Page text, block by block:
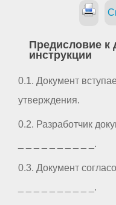
Предисловие к
инструкции
0.1. Документ
утверждения.
0.2. Разработчик
_ _ _ _ _ _ _ _ _ _.
0.3. Документ
_ _ _ _ _ _ _ _ _ _.